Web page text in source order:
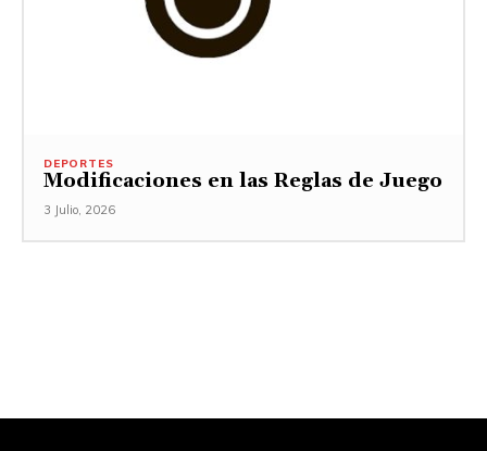
DEPORTES
Modificaciones en las Reglas de Juego
3 Julio, 2026